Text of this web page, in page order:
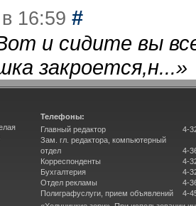
16:59 #
и сидите вы
закроется,н...»
Телефоны:
Главный редактор
Зам. гл. редактора, компьютерный
отдел
Корреспонденты
Бухгалтерия
Отдел рекламы
Полиграфуслуги, прием объявлений
4-
4-
4-
4-
4-
4-